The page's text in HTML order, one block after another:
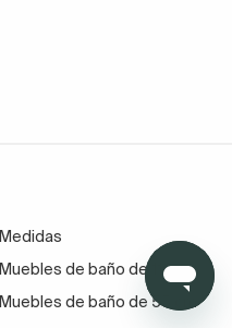
Medidas
Muebles de baño de 110 cm
Muebles de baño de 55 cm